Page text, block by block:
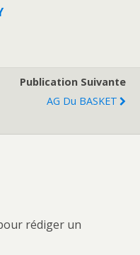
Publication Suivante
AG Du BASKET
rédiger un